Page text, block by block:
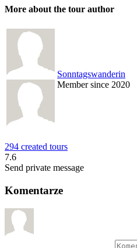
More about the tour author
Sonntagswanderin
Member since 2020
294 created tours
7.6
Send private message
Komentarze